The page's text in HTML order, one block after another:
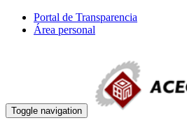
Portal de Transparencia
Área personal
Toggle navigation